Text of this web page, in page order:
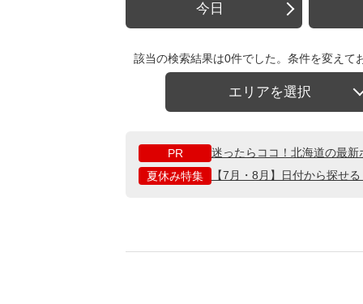
今日
該当の検索結果は0件でした。条件を変えて
エリアを選択
PR
迷ったらココ！北海道の最
夏休み特集
【7月・8月】日付から探せ